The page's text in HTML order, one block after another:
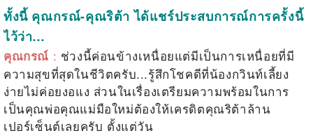
ทั้งนี้ คุณกรณ์-คุณริต้า ได้แชร์ประสบการณ์การครั้งนี้
ไว้ว่า…
คุณกรณ์ : ช่วงนี้ค่อนข้างเหนื่อยแต่มีเป็นการเหนื่อยที่มี
ความสุขที่สุดในชีวิตครับ...รู้สึกโชคดีที่น้องกวินท์เลี้ยง
ง่ายไม่ค่อยงอแง ส่วนในเรื่องเตรียมความพร้อมในการ
เป็นคุณพ่อคุณแม่มือใหม่ต้องให้เครดิตคุณริต้าล้าน
เปอร์เซ็นต์เลยครับ ตั้งแต่วัน